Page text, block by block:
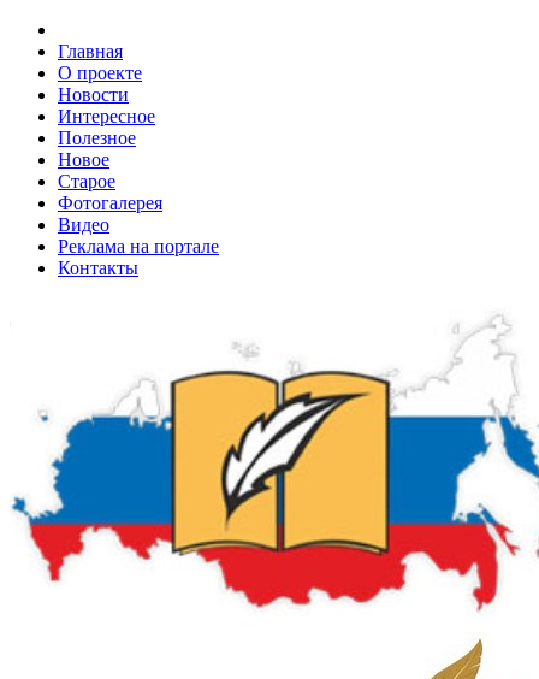
Главная
О проекте
Новости
Интересное
Полезное
Новое
Старое
Фотогалерея
Видео
Реклама на портале
Контакты